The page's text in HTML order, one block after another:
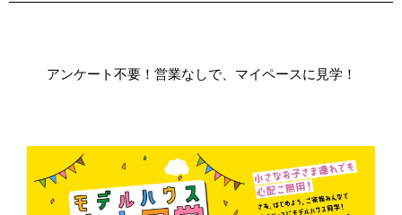
アンケート不要！営業なしで、マイペースに見学！